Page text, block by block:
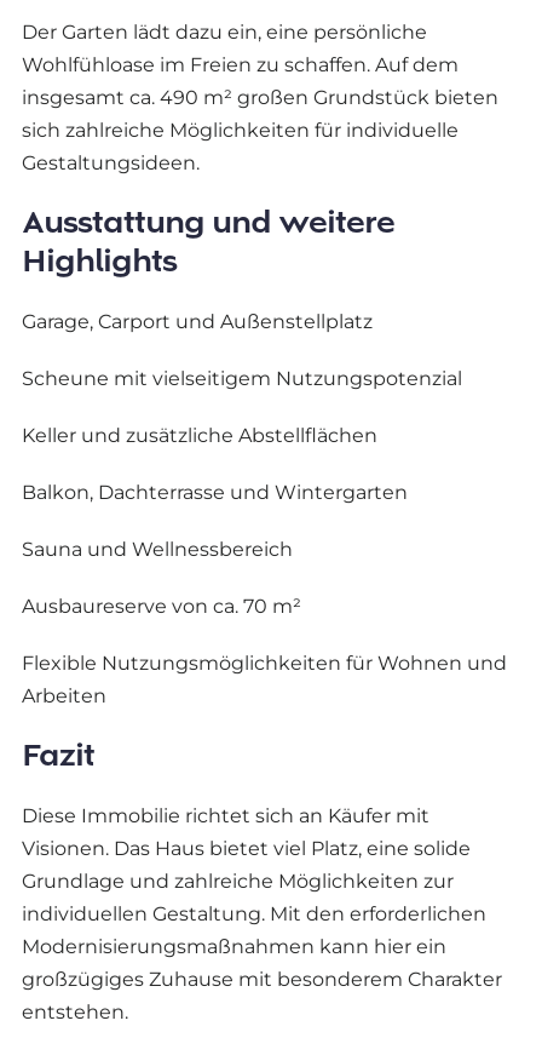
Der Garten lädt dazu ein, eine persönliche
Wohlfühloase im Freien zu schaffen. Auf dem
insgesamt ca. 490 m² großen Grundstück bieten
sich zahlreiche Möglichkeiten für individuelle
Gestaltungsideen.
Ausstattung und weitere
Highlights
Garage, Carport und Außenstellplatz
Scheune mit vielseitigem Nutzungspotenzial
Keller und zusätzliche Abstellflächen
Balkon, Dachterrasse und Wintergarten
Sauna und Wellnessbereich
Ausbaureserve von ca. 70 m²
Flexible Nutzungsmöglichkeiten für Wohnen und
Arbeiten
Fazit
Diese Immobilie richtet sich an Käufer mit
Visionen. Das Haus bietet viel Platz, eine solide
Grundlage und zahlreiche Möglichkeiten zur
individuellen Gestaltung. Mit den erforderlichen
Modernisierungsmaßnahmen kann hier ein
großzügiges Zuhause mit besonderem Charakter
entstehen.